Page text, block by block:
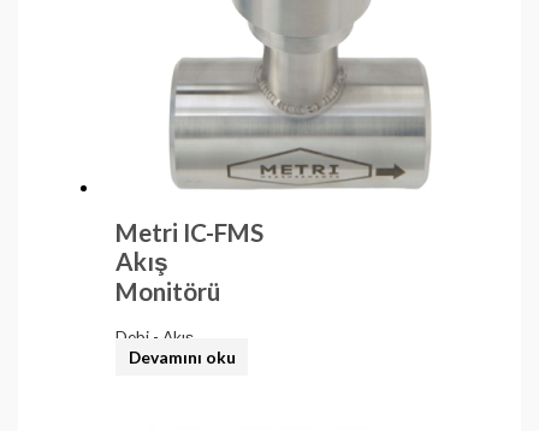
Metri IC-FMS
Akış
Monitörü
Debi - Akış
Devamını oku